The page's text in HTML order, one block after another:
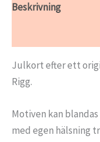
Beskrivning
Julkort efter ett
Rigg.
Motiven kan
med egen hälsning